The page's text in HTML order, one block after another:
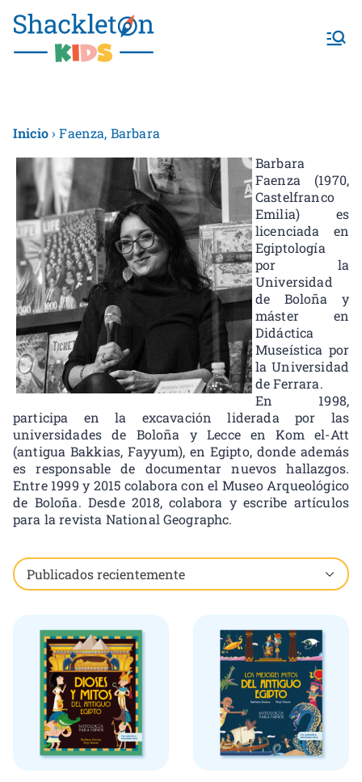
Shackletonk
Inicio› Faenza, Barbara
Barbara
Faenza (1970,
Castelfranco
Emilia) es
licenciada en
Egiptología
por la
Universidad
de Boloña y
máster en
Didáctica
Museística por
la Universidad
de Ferrara.
En 1998,
participa en la excavación liderada por las
universidades de Boloña y Lecce en Kom el-Att
(antigua Bakkias, Fayyum), en Egipto, donde además
es responsable de documentar nuevos hallazgos.
Entre 1999 y 2015 colabora con el Museo Arqueológico
de Boloña. Desde 2018, colabora y escribe artículos
para la revista National Geographc.